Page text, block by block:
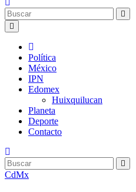
Política
México
IPN
Edomex
Huixquilucan
Planeta
Deporte
Contacto
CdMx